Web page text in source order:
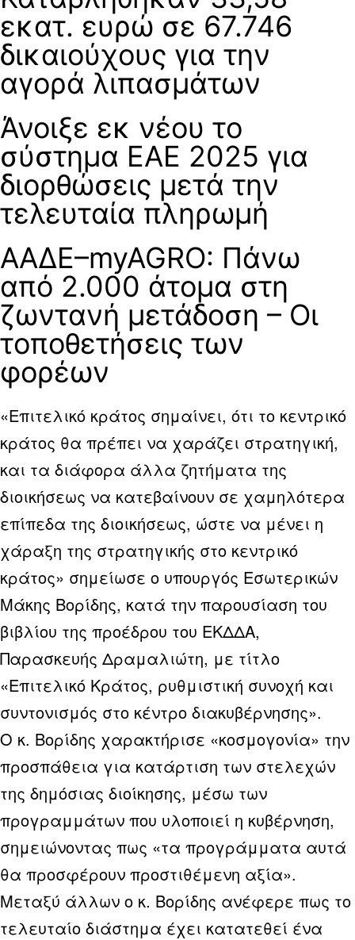
εκατ. ευρώ σε 67.746
δικαιούχους για την
αγορά λιπασμάτων
Άνοιξε εκ νέου το
σύστημα ΕΑΕ 2025 για
διορθώσεις μετά την
τελευταία πληρωμή
ΑΑΔΕ–myAGRO: Πάνω
από 2.000 άτομα στη
ζωντανή μετάδοση – Οι
τοποθετήσεις των
φορέων
«Επιτελικό κράτος σημαίνει, ότι το κεντρικό
κράτος θα πρέπει να χαράζει στρατηγική,
και τα διάφορα άλλα ζητήματα της
διοικήσεως να κατεβαίνουν σε χαμηλότερα
επίπεδα της διοικήσεως, ώστε να μένει η
χάραξη της στρατηγικής στο κεντρικό
κράτος» σημείωσε ο υπουργός Εσωτερικών
Μάκης Βορίδης, κατά την παρουσίαση του
βιβλίου της προέδρου του ΕΚΔΔΑ,
Παρασκευής Δραμαλιώτη, με τίτλο
«Επιτελικό Κράτος, ρυθμιστική συνοχή και
συντονισμός στο κέντρο διακυβέρνησης».
Ο κ. Βορίδης χαρακτήρισε «κοσμογονία» την
προσπάθεια για κατάρτιση των στελεχών
της δημόσιας διοίκησης, μέσω των
προγραμμάτων που υλοποιεί η κυβέρνηση,
σημειώνοντας πως «τα προγράμματα αυτά
θα προσφέρουν προστιθέμενη αξία».
Μεταξύ άλλων ο κ. Βορίδης ανέφερε πως το
τελευταίο διάστημα έχει κατατεθεί ένα